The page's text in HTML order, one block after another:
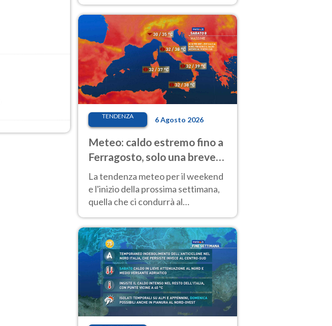
anche al Nord.
TENDENZA 6 Agosto 2026
Meteo: caldo estremo fino a
Ferragosto, solo una breve
pausa. Ecco dove
La tendenza meteo per il weekend
e l'inizio della prossima settimana,
quella che ci condurrà al
temperature molto elevate